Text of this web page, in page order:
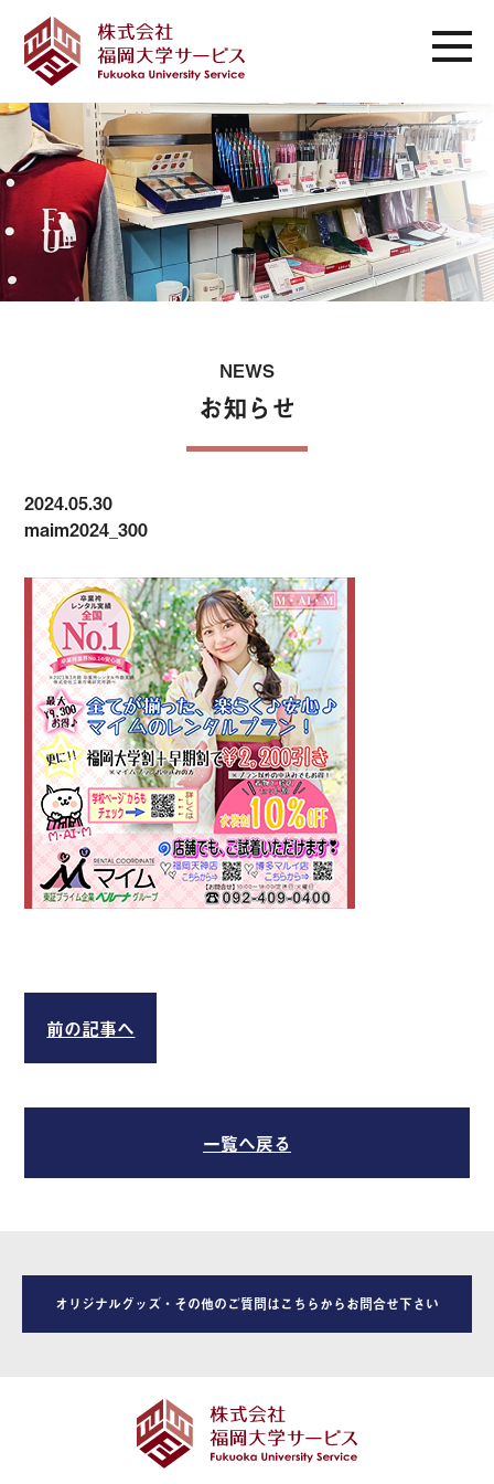
NEWS
お知らせ
2024.05.30
maim2024_300
前の記事へ
一覧へ戻る
オリジナルグッズ・その他のご質問はこちらからお問合せ下さい